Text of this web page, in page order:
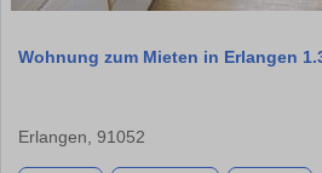
Wohnung zum Mieten in Erlangen
Erlangen, 91052